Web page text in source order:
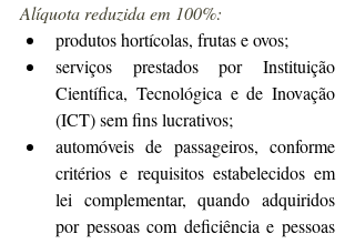
Alíquota reduzida em 100%:
produtos hortícolas, frutas e ovos;
serviços prestados por Instituição
Científica, Tecnológica e de Inovação
(ICT) sem fins lucrativos;
automóveis de passageiros, conforme
critérios e requisitos estabelecidos em
lei complementar, quando adquiridos
por pessoas com deficiência e pessoas